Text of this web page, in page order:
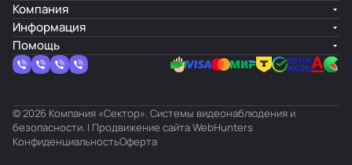
Компания
Информация
Помощь
© 2026 Компания «Сектор». Системы видеонаблюдения и
безопасности. | Продвижение сайтаWebHunters
КонфиденциальностьОферта